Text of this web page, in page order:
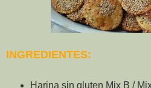
INGREDIENTES:
Harina sin gluten Mix B /